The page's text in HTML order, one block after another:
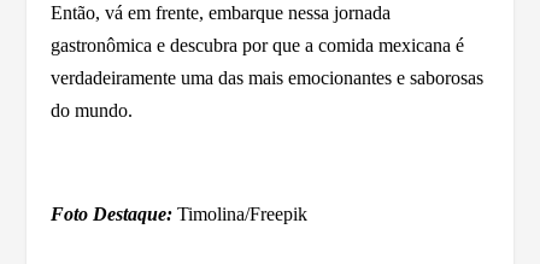
Então, vá em frente, embarque nessa jornada
gastronômica e descubra por que a comida mexicana é
verdadeiramente uma das mais emocionantes e saborosas
do mundo.
Foto Destaque: Timolina/Freepik